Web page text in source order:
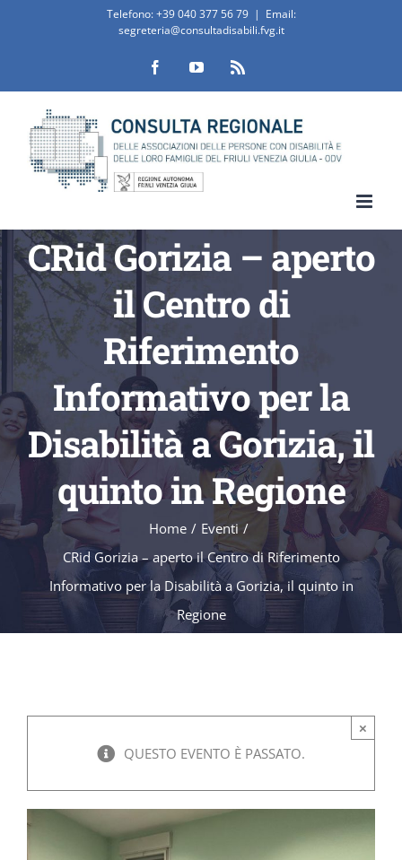
Telefono:+39 040 377 56 79 | Email:
segreteria@consultadisabili.fvg.it
FacebookYouTubeRss
CRid Gorizia – aperto
il Centro di
Riferimento
Informativo per la
Disabilità a Gorizia, il
quinto in Regione
Home / Eventi /
CRid Gorizia – aperto il Centro di Riferimento
Informativo per la Disabilità a Gorizia, il quinto in
Regione
×
QUESTO EVENTO È PASSATO.